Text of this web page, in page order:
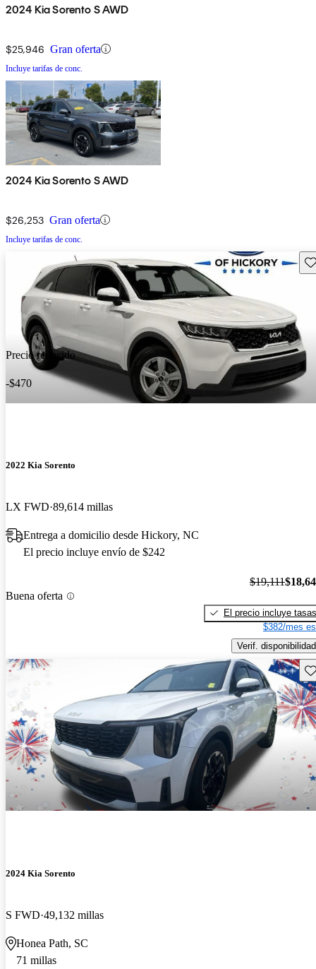
2024 Kia Sorento S AWD
$25,946 Gran oferta
Incluye tarifas de conc.
2024 Kia Sorento S AWD
$26,253 Gran oferta
Incluye tarifas de conc.
Precio reducido
-$470
2022 Kia Sorento
LX FWD 89,614 millas
Entrega a domicilio desde Hickory, NC
El precio incluye envío de $242
Buena oferta
$19,111
El precio incluye tasas
$382/mes
Verif. disponibilidad
2024 Kia Sorento
S FWD 49,132 millas
Honea Path, SC
71 millas